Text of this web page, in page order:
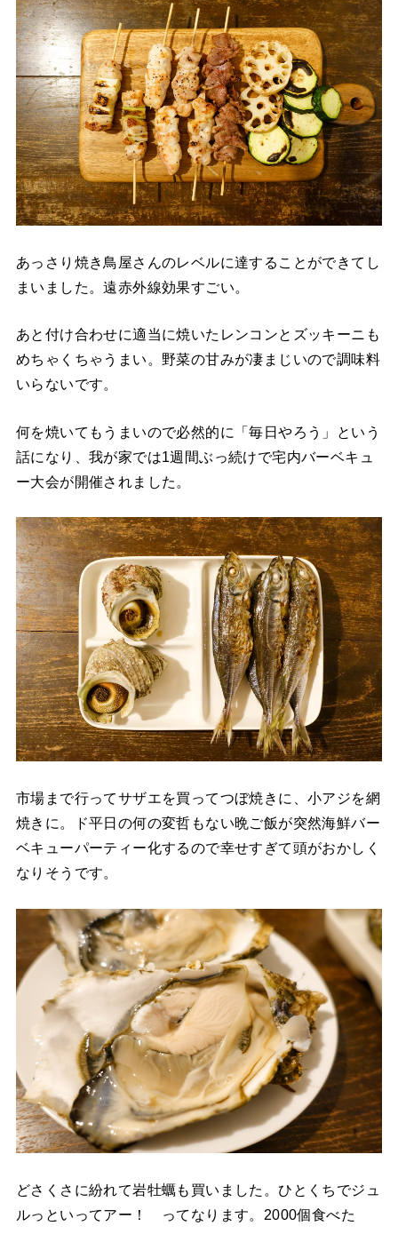
あっさり焼き鳥屋さんのレベルに達することができてし
まいました。遠赤外線効果すごい。
あと付け合わせに適当に焼いたレンコンとズッキーニも
めちゃくちゃうまい。野菜の甘みが凄まじいので調味料
いらないです。
何を焼いてもうまいので必然的に「毎日やろう」という
話になり、我が家では1週間ぶっ続けで宅内バーベキュ
ー大会が開催されました。
市場まで行ってサザエを買ってつぼ焼きに、小アジを網
焼きに。ド平日の何の変哲もない晩ご飯が突然海鮮バー
ベキューパーティー化するので幸せすぎて頭がおかしく
なりそうです。
どさくさに紛れて岩牡蠣も買いました。ひとくちでジュ
ルっといってアー！ ってなります。2000個食べた